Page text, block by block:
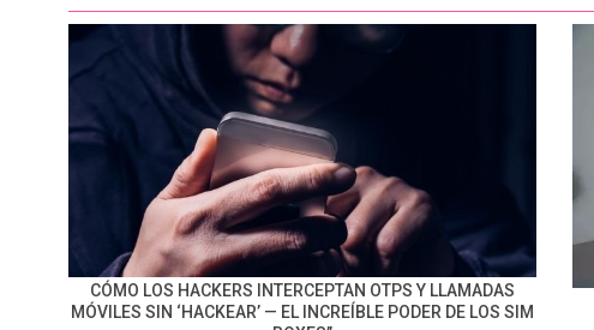
CÓMO LOS HACKERS INTERCEPTAN OTPS Y LLAMADAS
MÓVILES SIN ‘HACKEAR’ — EL INCREÍBLE PODER DE LOS SIM